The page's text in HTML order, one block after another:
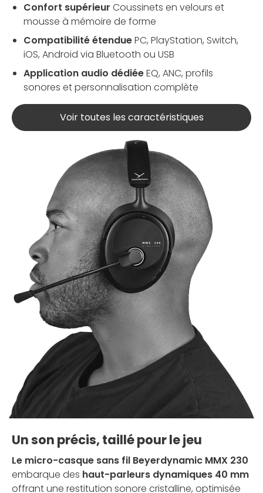
Confort supérieur Coussinets en velours et
mousse à mémoire de forme
Compatibilité étenduePC, PlayStation, Switch,
iOS, Android via Bluetooth ou USB
Application audio dédiéeEQ, ANC, profils
sonores et personnalisation complète
Voir toutes les caractéristiques
Un son précis, taillé pour le jeu
Le micro-casque sans fil Beyerdynamic MMX 230
embarque des haut-parleurs dynamiques 40 mm
offrant une restitution sonore cristalline, optimisée